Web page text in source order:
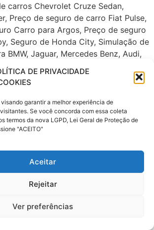
DE PRIVACIDADE
garantir a melhor experiência de
Se você concorda com essa coleta
termos da nova LGPD, Lei Geral de Proteção de
"ACEITO"
Aceitar
Rejeitar
Ver preferências